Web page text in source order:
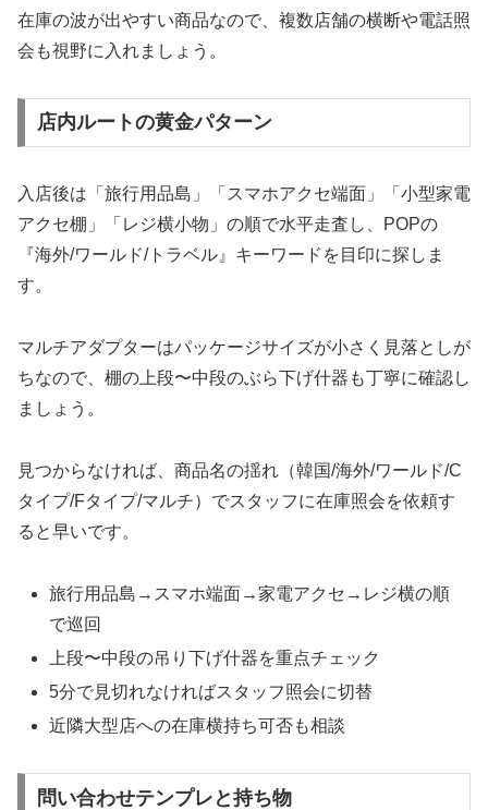
在庫の波が出やすい商品なので、複数店舗の横断や電話照
会も視野に入れましょう。
店内ルートの黄金パターン
入店後は「旅行用品島」「スマホアクセ端面」「小型家電
アクセ棚」「レジ横小物」の順で水平走査し、POPの
『海外/ワールド/トラベル』キーワードを目印に探しま
す。
マルチアダプターはパッケージサイズが小さく見落としが
ちなので、棚の上段〜中段のぶら下げ什器も丁寧に確認し
ましょう。
見つからなければ、商品名の揺れ（韓国/海外/ワールド/C
タイプ/Fタイプ/マルチ）でスタッフに在庫照会を依頼す
ると早いです。
旅行用品島→スマホ端面→家電アクセ→レジ横の順
で巡回
上段〜中段の吊り下げ什器を重点チェック
5分で見切れなければスタッフ照会に切替
近隣大型店への在庫横持ち可否も相談
問い合わせテンプレと持ち物